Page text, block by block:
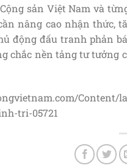
sản Việt Nam và
nâng cao nhận thức,
động đấu tranh phản
chắc nền tảng tư
Content/
tri-05721